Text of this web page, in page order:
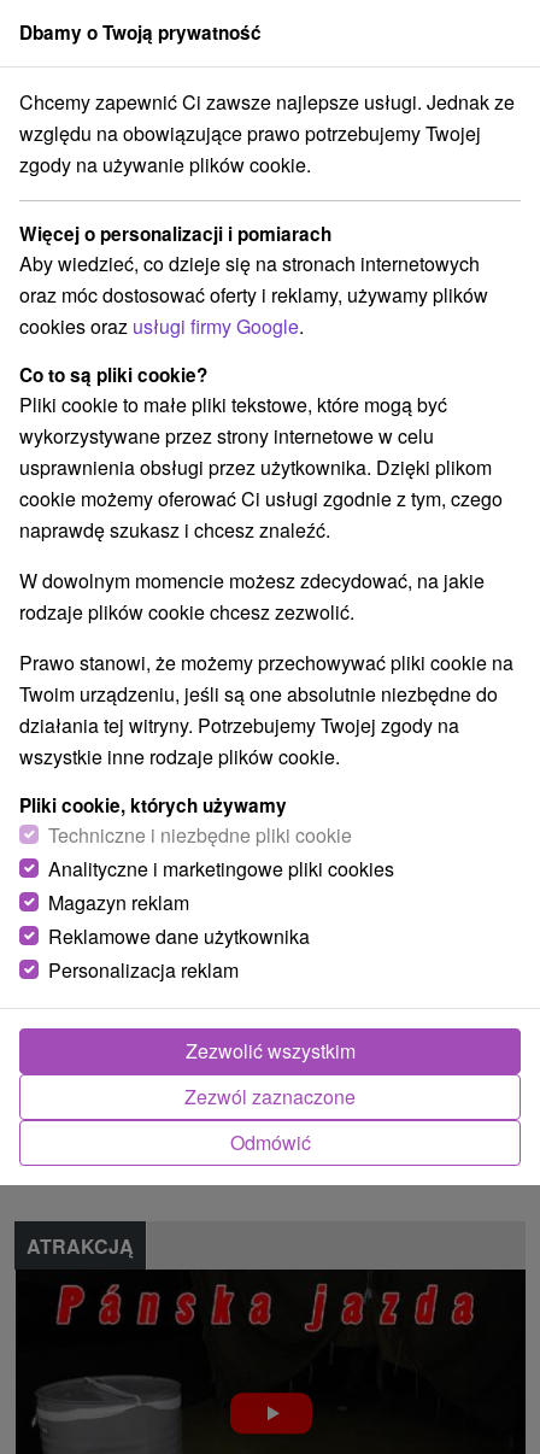
członek grupySorger
Východné Slovensko Prešovský kraj Svit Laser Arena Tatry
Laser Arena Tatry
Wyświetl stronę internetową Przejdź do
+421 944 939 381 info@laserarenatatry.sk
Facebook
Opinii Google
SNP 722/1A
059 01 Svit
GPS:
N +49° 3' 34.07''
E +20° 11' 49.86''
Region turystyczny
Znalazłeś błąd lub chcesz polecić nam nową atrakcję
Zgłoś błąd
ATRAKCJĄ
Dbamy o Twoją prywatność
Chcemy zapewnić Ci zawsze najlepsze usługi. Jednak ze
względu na obowiązujące prawo potrzebujemy Twojej
zgody na używanie plików cookie.
Więcej o personalizacji i pomiarach
Aby wiedzieć, co dzieje się na stronach internetowych
oraz móc dostosować oferty i reklamy, używamy plików
cookies oraz usługi firmy Google.
Co to są pliki cookie?
Pliki cookie to małe pliki tekstowe, które mogą być
wykorzystywane przez strony internetowe w celu
usprawnienia obsługi przez użytkownika. Dzięki plikom
cookie możemy oferować Ci usługi zgodnie z tym, czego
naprawdę szukasz i chcesz znaleźć.
W dowolnym momencie możesz zdecydować, na jakie
rodzaje plików cookie chcesz zezwolić.
Prawo stanowi, że możemy przechowywać pliki cookie na
Twoim urządzeniu, jeśli są one absolutnie niezbędne do
działania tej witryny. Potrzebujemy Twojej zgody na
wszystkie inne rodzaje plików cookie.
Pliki cookie, których używamy
Techniczne i niezbędne pliki cookie
Analityczne i marketingowe pliki cookies
Magazyn reklam
Reklamowe dane użytkownika
Personalizacja reklam
Odmówić
Zezwól zaznaczone
Zezwolić wszystkim